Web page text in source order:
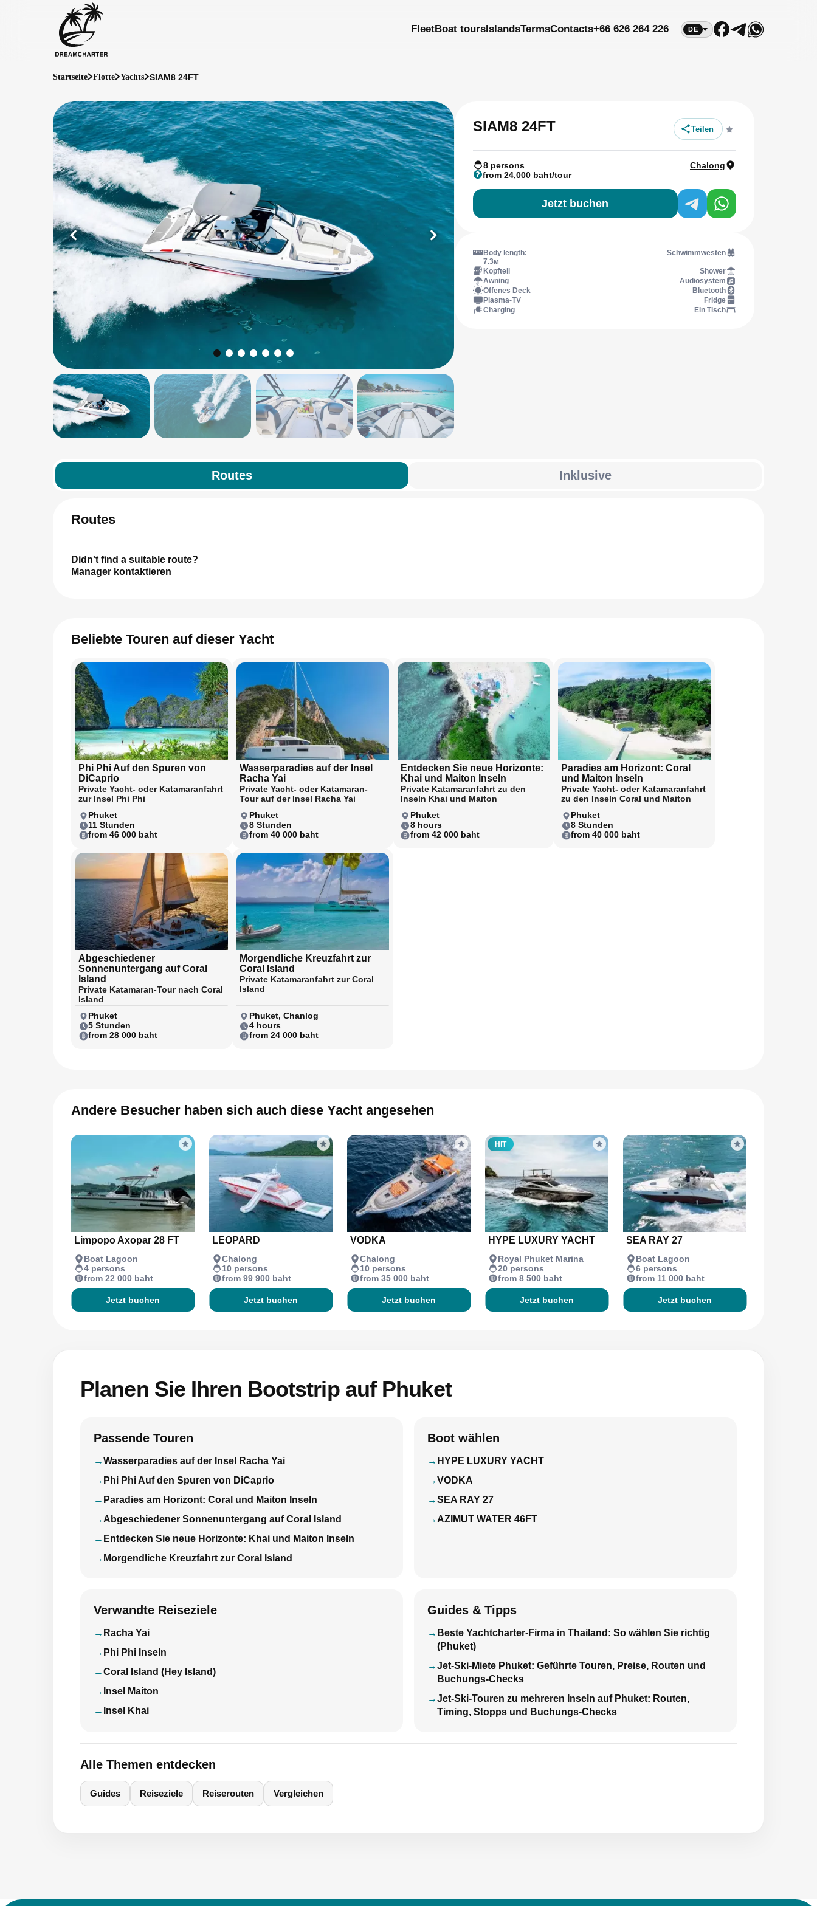
FleetBoat toursIslandsTermsContacts+66 626 264 226 DE
Startseite Flotte Yachts SIAM8 24FT
SIAM8 24FT Teilen
8 persons
Chalong
from 24,000 baht/tour
Jetzt buchen
Body length:
7.3м
Schwimmwesten
Kopfteil
Shower
Awning
Audiosystem
Offenes Deck
Bluetooth
Plasma-TV
Fridge
Charging
Ein Tisch
Routes Inklusive
Routes
Didn't find a suitable route?
Manager kontaktieren
Beliebte Touren auf dieser Yacht
Phi Phi Auf den Spuren von
DiCaprio
Private Yacht- oder Katamaranfahrt
zur Insel Phi Phi
Phuket
11 Stunden
from 46 000 baht
Wasserparadies auf der Insel
Racha Yai
Private Yacht- oder Katamaran-
Tour auf der Insel Racha Yai
Phuket
8 Stunden
from 40 000 baht
Entdecken Sie neue Horizonte:
Khai und Maiton Inseln
Private Katamaranfahrt zu den
Inseln Khai und Maiton
Phuket
8 hours
from 42 000 baht
Paradies am Horizont: Coral
und Maiton Inseln
Private Yacht- oder Katamaranfahrt
zu den Inseln Coral und Maiton
Phuket
8 Stunden
from 40 000 baht
Abgeschiedener
Sonnenuntergang auf Coral
Island
Private Katamaran-Tour nach Coral
Island
Phuket
5 Stunden
from 28 000 baht
Morgendliche Kreuzfahrt zur
Coral Island
Private Katamaranfahrt zur Coral
Island
Phuket, Chanlog
4 hours
from 24 000 baht
Andere Besucher haben sich auch diese Yacht angesehen
Limpopo Axopar 28 FT
Boat Lagoon
4 persons
from 22 000 baht
Jetzt buchen
LEOPARD
Chalong
10 persons
from 99 900 baht
Jetzt buchen
VODKA
Chalong
10 persons
from 35 000 baht
Jetzt buchen
HIT
HYPE LUXURY YACHT
Royal Phuket Marina
20 persons
from 8 500 baht
Jetzt buchen
SEA RAY 27
Boat Lagoon
6 persons
from 11 000 baht
Jetzt buchen
Planen Sie Ihren Bootstrip auf Phuket
Passende Touren
Wasserparadies auf der Insel Racha Yai
Phi Phi Auf den Spuren von DiCaprio
Paradies am Horizont: Coral und Maiton Inseln
Abgeschiedener Sonnenuntergang auf Coral Island
Entdecken Sie neue Horizonte: Khai und Maiton Inseln
Morgendliche Kreuzfahrt zur Coral Island
Boot wählen
HYPE LUXURY YACHT
VODKA
SEA RAY 27
AZIMUT WATER 46FT
Verwandte Reiseziele
Racha Yai
Phi Phi Inseln
Coral Island (Hey Island)
Insel Maiton
Insel Khai
Guides & Tipps
Beste Yachtcharter-Firma in Thailand: So wählen Sie richtig
(Phuket)
Jet-Ski-Miete Phuket: Geführte Touren, Preise, Routen und
Buchungs-Checks
Jet-Ski-Touren zu mehreren Inseln auf Phuket: Routen,
Timing, Stopps und Buchungs-Checks
Alle Themen entdecken
Guides Reiseziele Reiserouten Vergleichen